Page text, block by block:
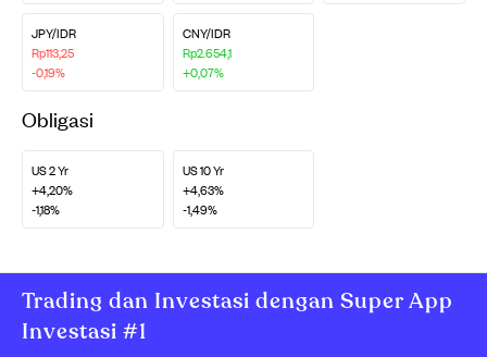
JPY/IDR
Rp113,25
-0,19%
CNY/IDR
Rp2.654,1
+0,07%
Obligasi
US 2 Yr
+4,20%
-1,18%
US 10 Yr
+4,63%
-1,49%
Trading dan Investasi dengan Super App
Investasi #1